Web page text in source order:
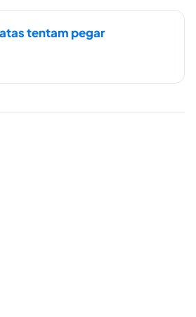
tentam pegar